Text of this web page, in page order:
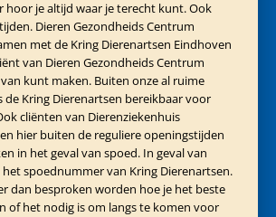
je altijd waar je terecht kunt. Ook
Dieren Gezondheids Centrum
met de Kring Dierenartsen Eindhoven
van Dieren Gezondheids Centrum
kunt maken. Buiten onze al ruime
de Kring Dierenartsen bereikbaar voor
cliënten van Dierenziekenhuis
hier buiten de reguliere openingstijden
in het geval van spoed. In geval van
spoednummer van Kring Dierenartsen.
dan besproken worden hoe je het beste
of het nodig is om langs te komen voor